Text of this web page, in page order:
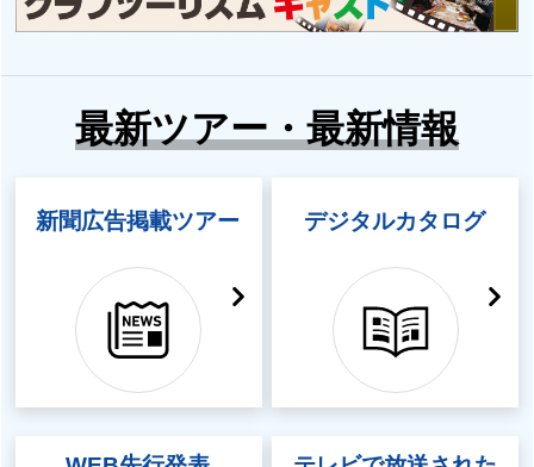
最新ツアー・最新情報
新聞広告掲載ツアー デジタルカタログ